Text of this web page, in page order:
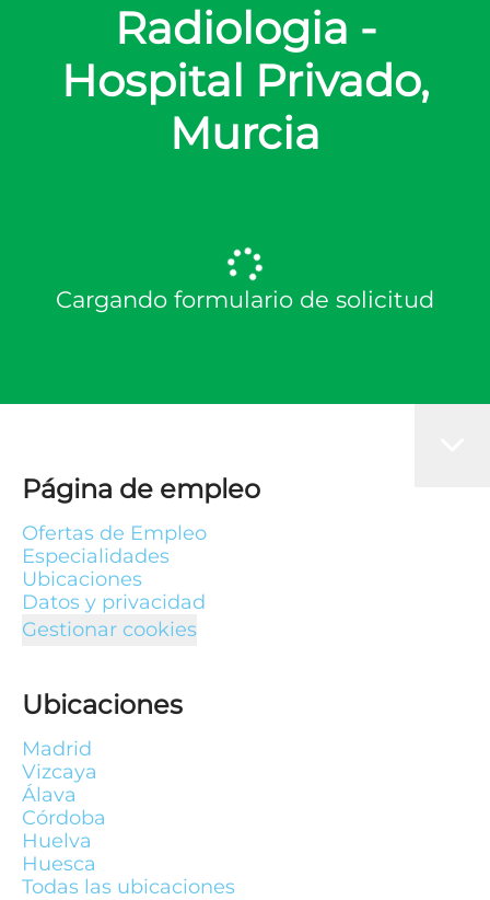
Radiologia -
Hospital Privado,
Murcia
Cargando formulario de solicitud
Página de empleo
Ofertas de Empleo
Especialidades
Ubicaciones
Datos y privacidad
Gestionar cookies
Ubicaciones
Madrid
Vizcaya
Álava
Córdoba
Huelva
Huesca
Todas las ubicaciones